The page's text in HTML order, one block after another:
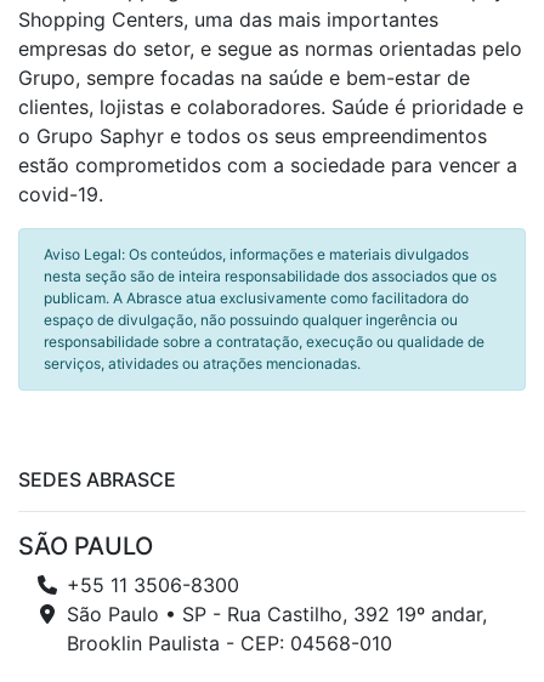
Shopping Centers, uma das mais importantes
empresas do setor, e segue as normas orientadas pelo
Grupo, sempre focadas na saúde e bem-estar de
clientes, lojistas e colaboradores. Saúde é prioridade e
o Grupo Saphyr e todos os seus empreendimentos
estão comprometidos com a sociedade para vencer a
covid-19.
Aviso Legal: Os conteúdos, informações e materiais divulgados
nesta seção são de inteira responsabilidade dos associados que os
publicam. A Abrasce atua exclusivamente como facilitadora do
espaço de divulgação, não possuindo qualquer ingerência ou
responsabilidade sobre a contratação, execução ou qualidade de
serviços, atividades ou atrações mencionadas.
SEDES ABRASCE
SÃO PAULO
+55 11 3506-8300
São Paulo • SP - Rua Castilho, 392 19º andar,
Brooklin Paulista - CEP: 04568-010